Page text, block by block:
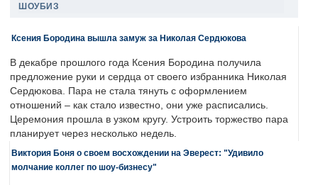
ШОУБИЗ
Ксения Бородина вышла замуж за Николая Сердюкова
В декабре прошлого года Ксения Бородина получила
предложение руки и сердца от своего избранника Николая
Сердюкова. Пара не стала тянуть с оформлением
отношений – как стало известно, они уже расписались.
Церемония прошла в узком кругу. Устроить торжество пара
планирует через несколько недель.
Виктория Боня о своем восхождении на Эверест: "Удивило
молчание коллег по шоу-бизнесу"